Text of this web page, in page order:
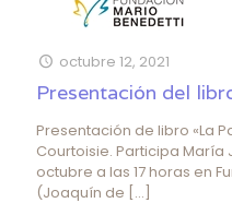
octubre 12, 2021
Presentación del
Presentación de libro «La
Courtoisie. Participa María
octubre a las 17 horas en
(Joaquín de […]